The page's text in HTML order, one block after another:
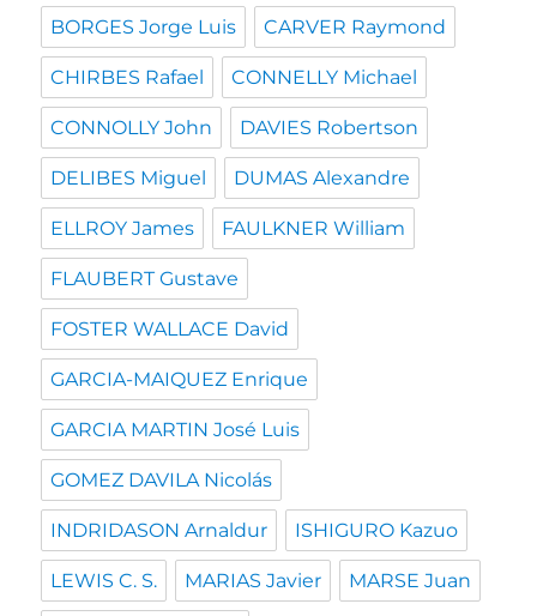
BORGES Jorge Luis CARVER Raymond
CHIRBES Rafael CONNELLY Michael
CONNOLLY John DAVIES Robertson
DELIBES Miguel DUMAS Alexandre
ELLROY James FAULKNER William
FLAUBERT Gustave
FOSTER WALLACE David
GARCIA-MAIQUEZ Enrique
GARCIA MARTIN José Luis
GOMEZ DAVILA Nicolás
INDRIDASON Arnaldur ISHIGURO Kazuo
LEWIS C. S. MARIAS Javier MARSE Juan